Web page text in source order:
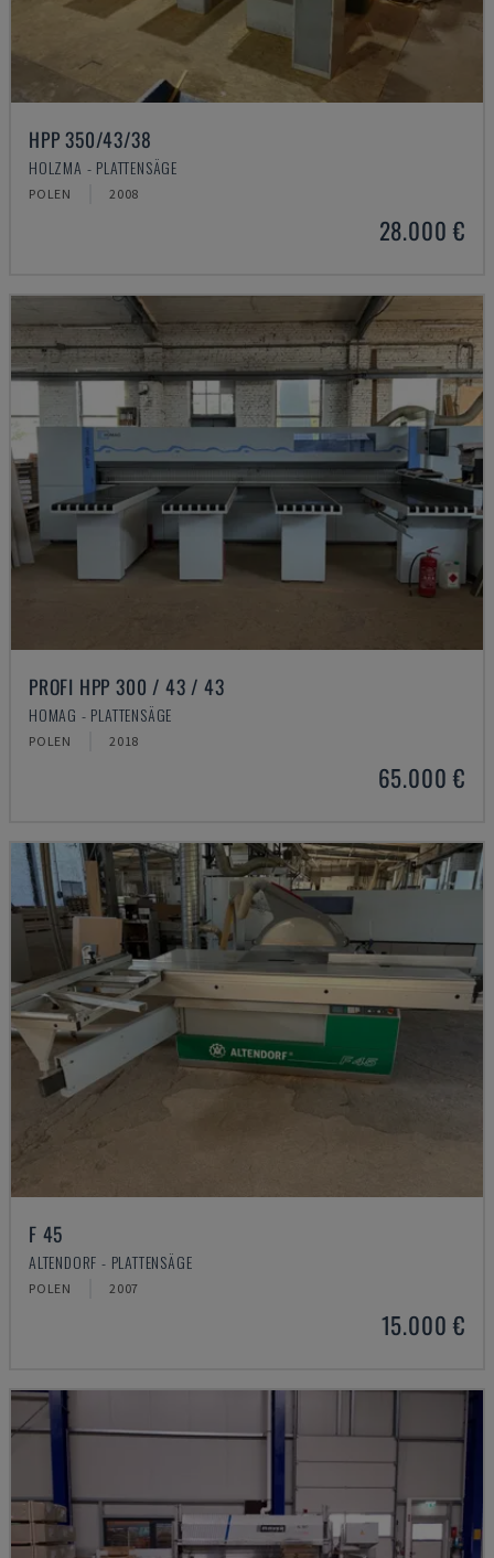
HPP 350/43/38
HOLZMA - PLATTENSÄGE
POLEN 2008
28.000 €
PROFI HPP 300 / 43 / 43
HOMAG - PLATTENSÄGE
POLEN 2018
65.000 €
F 45
ALTENDORF - PLATTENSÄGE
POLEN 2007
15.000 €